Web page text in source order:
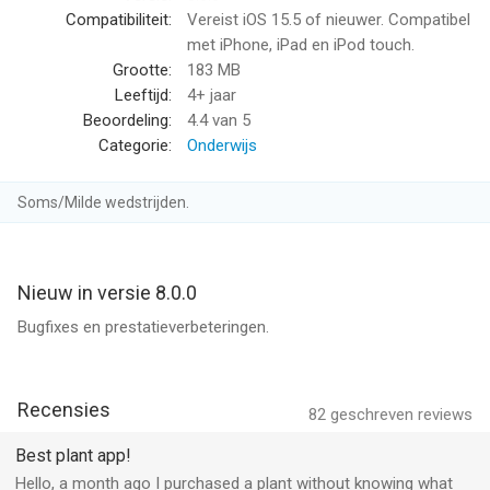
bomen en vetplanten.
Met Explore en onze SnapMap ontdek je planten die overal ter
wereld zijn geïdentificeerd. Bekijk de foto's die door de
PlantSnap-community zijn gedeeld en zie de ongelofelijke
verscheidenheid aan soorten die over de hele wereld groeien.
Bewaar al je ontdekkingen op één plek. Leg je eigen bibliotheek
aan van bloemen, bladeren en bomen. Hoeveel kun jij er
Zoom in om elk detail van de geïdentificeerde planten te
over te weten in de app.
PlantSnap: planten herkennen was nog nooit zo makkelijk en
Compatibiliteit:
Vereist iOS 15.5 of nieuwer. Compatibel
met iPhone, iPad en iPod touch.
Grootte:
183 MB
Leeftijd:
4+ jaar
Beoordeling:
4.4van 5
Categorie:
Onderwijs
Soms/Milde wedstrijden.
Nieuw in versie 8.0.0
Bugfixes en prestatieverbeteringen.
82 geschreven reviews
Recensies
Best plant app!
Hello, a month ago I purchased a plant without knowing what